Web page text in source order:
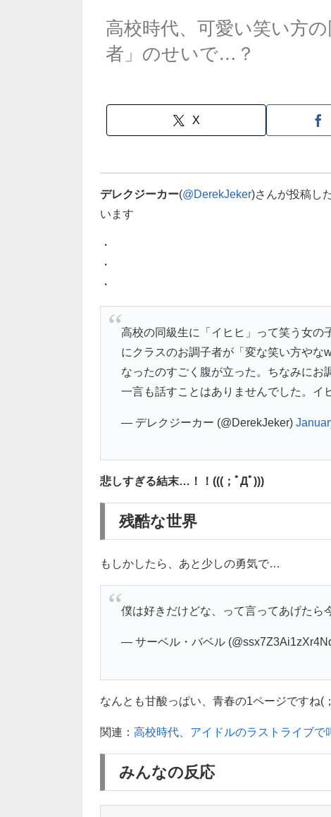
高校時代、可愛い笑い方
者」のせいで…？
X
デレクジーカー(@DerekJeker)さんが投稿し
います
・
・
・
高校の同級生に「イヒヒ」って笑う女の
にクラスのお調子者が「変な笑い方やな
なったのすごく腹が立った。ちなみに
一言も話すことはありませんでした。イ
— デレクジーカー (@DerekJeker)
悲しすぎる結末…！！(((；ﾟДﾟ)))
残酷な世界
もしかしたら、あと少しの勇気で…
僕は好きだけどな、って言ってあげたら
— サーベル・バベル
なんとも甘酸っぱい、青春の1ページですね(
関連： 高校時代、アイドルのラストライブ
みんなの反応